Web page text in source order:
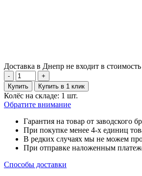
Доставка в Днепр не входит в стоимость
-
+
Купить
Купить в 1 клик
Колёс на складе: 1 шт.
Обратите внимание
Гарантия на товар от заводского
При покупке менее 4-х единиц
В редких случаях мы не можем
При отправке наложенным
Способы доставки